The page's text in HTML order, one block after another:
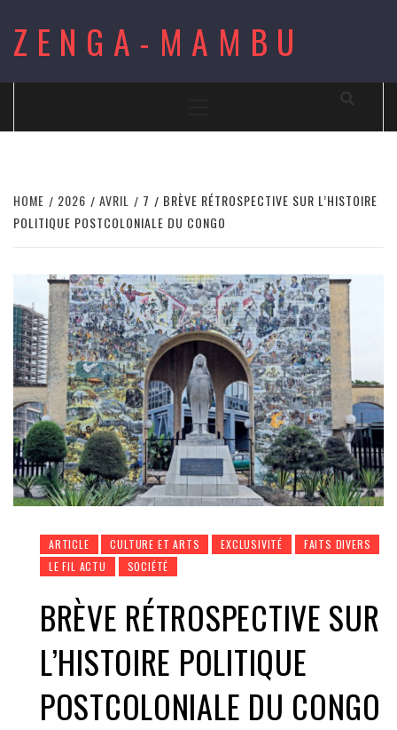
content
ZENGA-MAMBU
HOME 2026 AVRIL 7
BRÈVE RÉTROSPECTIVE SUR L’HISTOIRE
POLITIQUE POSTCOLONIALE DU CONGO
ARTICLE CULTURE ET ARTS EXCLUSIVITÉ
FAITS DIVERS
LE FIL ACTU
SOCIÉTÉ
BRÈVE RÉTROSPECTIVE SUR
L’HISTOIRE POLITIQUE
POSTCOLONIALE DU CONGO